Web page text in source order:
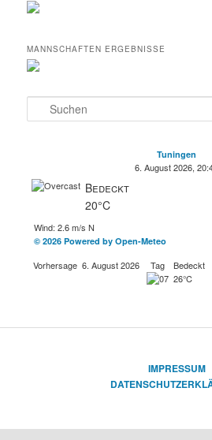
MANNSCHAFTEN ERGEBNISSE
u
n
Tuningen
6. August 2026,
Bedeckt
20°C
Wind: 2.6 m/s N
© 2026 Powered by Open-Meteo
Vorhersage 6. August 2026 Tag
Bedeckt
26°C
IMPRESSUM